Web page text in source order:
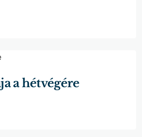
a hétvégére